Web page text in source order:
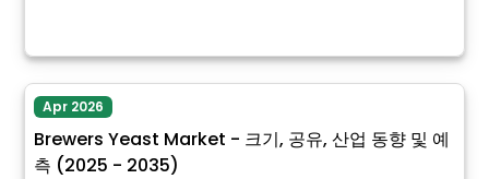
Apr 2026
Brewers Yeast Market - 크기, 공유, 산업 동향 및 예
측 (2025 - 2035)